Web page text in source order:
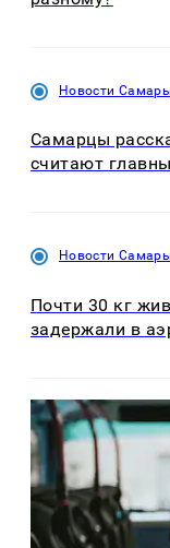
Новости
Самарцы
считают
Новости
Почти 30 кг
задержали в